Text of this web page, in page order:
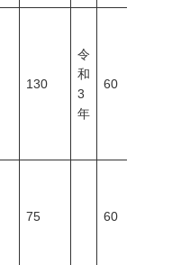
130
令
和
3
年
60
75 60